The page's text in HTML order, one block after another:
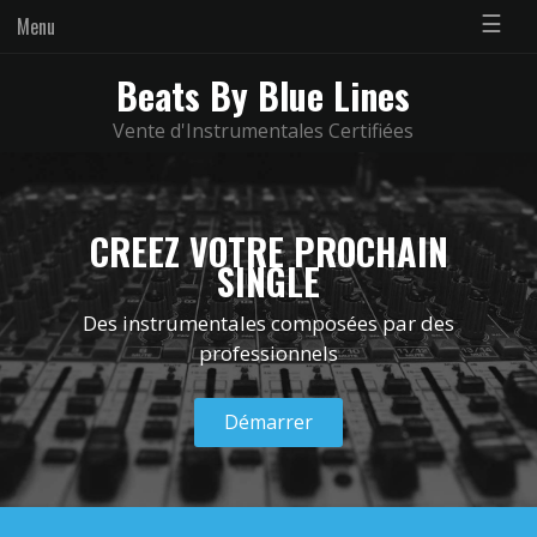
Menu ☰
Beats By Blue Lines
Vente d'Instrumentales Certifiées
CREEZ VOTRE PROCHAIN
SINGLE
Des instrumentales composées par des
professionnels
Démarrer